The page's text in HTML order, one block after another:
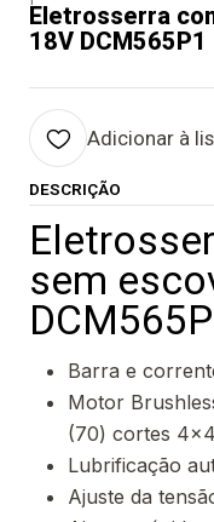
Eletrosserra
18V DCM565P1
Adicionar à
DESCRIÇÃO
sem
Barra e
Motor
(70) cortes
Lubrificação
Ajuste da